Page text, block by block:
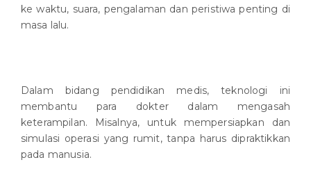
ke waktu, suara, pengalaman dan peristiwa penting di
masa lalu.
Dalam bidang pendidikan medis, teknologi ini
membantu para dokter dalam mengasah
keterampilan. Misalnya, untuk mempersiapkan dan
simulasi operasi yang rumit, tanpa harus dipraktikkan
pada manusia.